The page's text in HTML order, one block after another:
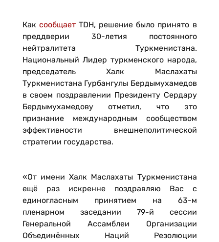
Как сообщаетTDH, решение было принято в
преддверии 30-летия постоянного
нейтралитета Туркменистана.
Национальный Лидер туркменского народа,
председатель Халк Маслахаты
Туркменистана Гурбангулы Бердымухамедов
в своем поздравлении Президенту Сердару
Бердымухамедову отметил, что это
признание международным сообществом
эффективности внешнеполитической
стратегии государства.
«От имени Халк Маслахаты Туркменистана
ещё раз искренне поздравляю Вас с
единогласным принятием на 63-м
пленарном заседании 79-й сессии
Генеральной Ассамблеи Организации
Объединённых Наций Резолюции